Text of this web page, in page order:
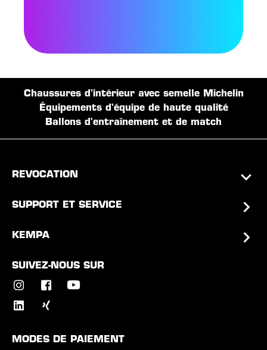
Chaussures d'intérieur avec semelle Michelin
Équipements d'équipe de haute qualité
Ballons d'entraînement et de match
REVOCATION
SUPPORT ET SERVICE
KEMPA
SUIVEZ-NOUS SUR
MODES DE PAIEMENT